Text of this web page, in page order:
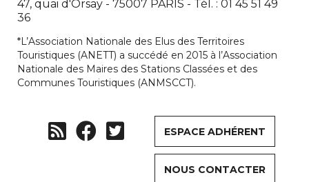
47, quai d'Orsay - 75007 PARIS - Tél. : 01 45 51 49
36
*L’Association Nationale des Elus des Territoires
Touristiques (ANETT) a succédé en 2015 à l’Association
Nationale des Maires des Stations Classées et des
Communes Touristiques (ANMSCCT).
ESPACE ADHÉRENT
NOUS CONTACTER